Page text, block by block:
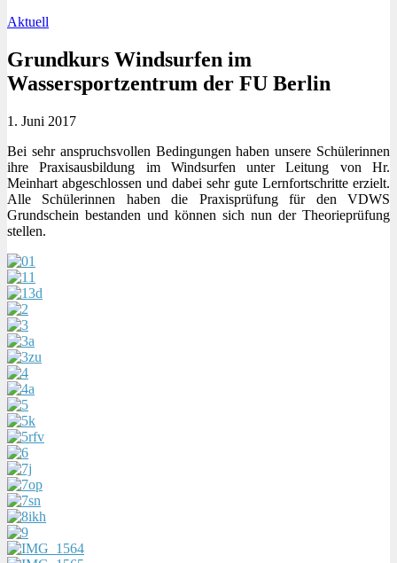
Aktuell
Grundkurs Windsurfen im
Wassersportzentrum der FU Berlin
1. Juni 2017
Bei sehr anspruchsvollen Bedingungen haben unsere Schülerinnen
ihre Praxisausbildung im Windsurfen unter Leitung von Hr.
Meinhart abgeschlossen und dabei sehr gute Lernfortschritte erzielt.
Alle Schülerinnen haben die Praxisprüfung für den VDWS
Grundschein bestanden und können sich nun der Theorieprüfung
stellen.